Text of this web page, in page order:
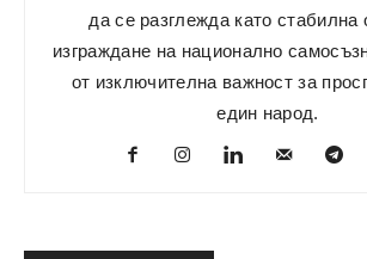
да се разглежда като стабилна
изграждане на национално
от изключителна важност за
един народ.